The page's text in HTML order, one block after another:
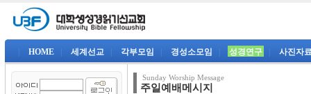
HOME 세계선교 각부모임 경성소모임 성경연구 사진자
Sunday Worship Message
주일예배메시지